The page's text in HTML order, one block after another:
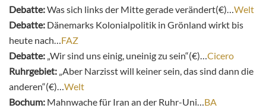
Debatte:Was sich links der Mitte gerade verändert(€)… Welt
Debatte: Dänemarks Kolonialpolitik in Grönland wirkt bis
heute nach… FAZ
Debatte: „Wir sind uns einig, uneinig zu sein“(€)… Cicero
Ruhrgebiet: „Aber Narzisst will keiner sein, das sind dann die
anderen“(€)… Welt
Bochum: Mahnwache für Iran an der Ruhr-Uni… BA